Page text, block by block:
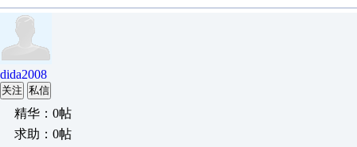
dida2008
关注 私信
精华：0帖
求助：0帖